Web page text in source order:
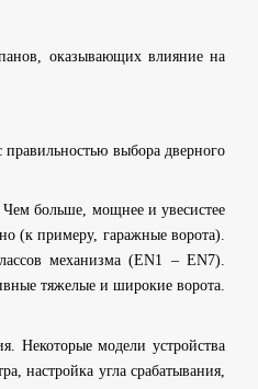
оказывающих влияние на
выбора дверного
больше, мощнее и увесистее
(к примеру, гаражные ворота).
механизма (EN1 – EN7).
тяжелые и широкие ворота.
Некоторые модели устройства
настройка угла срабатывания,